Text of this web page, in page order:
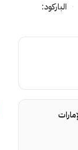
· الباركود: